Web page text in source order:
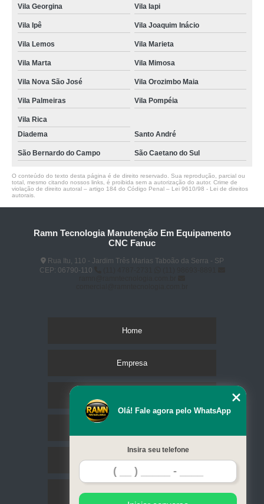
Vila Georgina Vila Iapi
Vila Ipê Vila Joaquim Inácio
Vila Lemos Vila Marieta
Vila Marta Vila Mimosa
Vila Nova São José Vila Orozimbo Maia
Vila Palmeiras Vila Pompéia
Vila Rica
Diadema
Santo André
São Bernardo do Campo São Caetano do Sul
O conteúdo do texto desta página é de direito reservado. Sua reprodução, parcial ou
total, mesmo citando nossos links, é proibida sem a autorização do autor. Crime de
violação de direito autoral – artigo 184 do Código Penal – Lei 9610/98 - Lei de direitos
autorais
Ramn Tecnologia Manutenção Em Equipamento
CNC Fanuc
Rua Itu, 110 - Jardim Três Marias Taboão da Serra - SP
CEP: 06790-110
Home
Empresa
Contato
Mapa do site
Olá! Fale agora pelo WhatsApp
Insira seu telefone